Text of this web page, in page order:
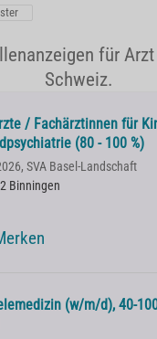
für
Schweiz.
/ Fachärztinnen für
(80 - 100 %)
SVA Basel-Landschaft
Binningen
(w/m/d), 40-